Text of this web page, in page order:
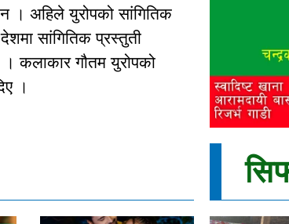
। अहिले युरोपको सांगितिक
सांगितिक प्रस्तुती
कलाकार गौतम युरोपको
।